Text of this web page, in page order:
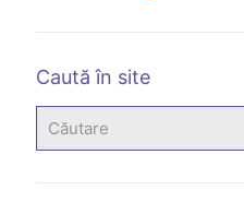
Caută în site